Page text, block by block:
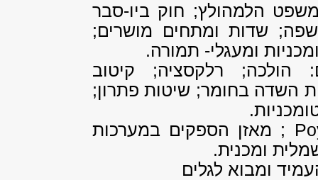
משפט הלמהולץ; חוק ביו-סבר
שפה; שדות ומתחים מושרים;
ומעגלי- תמורה.
הולכה; רלקסציה; קיטוב
השדה בחומר; שיטות פתרון;
; מאזן הספקים במערכות
ומכנית.
ומבוא לגלים